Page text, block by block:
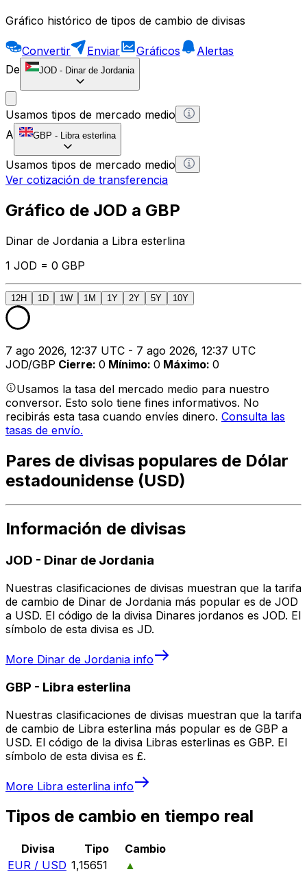
Gráfico histórico de tipos de cambio de divisas
Convertir Enviar Gráficos
Alertas
De
JOD - Dinar de Jordania
Usamos tipos de mercado medio
A
GBP - Libra esterlina
Usamos tipos de mercado medio
Ver cotización de transferencia
Gráfico de JOD a GBP
Dinar de Jordania a Libra esterlina
1 JOD = 0 GBP
12H 1D 1W 1M 1Y 2Y 5Y 10Y
7 ago 2026, 12:37 UTC - 7 ago 2026, 12:37 UTC
JOD/GBP Cierre: 0 Mínimo: 0 Máximo: 0
Usamos la tasa del mercado medio para nuestro
conversor. Esto solo tiene fines informativos. No
recibirás esta tasa cuando envíes dinero. Consulta las
tasas de envío.
Pares de divisas populares de Dólar
estadounidense (USD)
Información de divisas
JOD - Dinar de Jordania
Nuestras clasificaciones de divisas muestran que la tarifa
de cambio de Dinar de Jordania más popular es de JOD
a USD. El código de la divisa Dinares jordanos es JOD. El
símbolo de esta divisa es JD.
More Dinar de Jordania info
GBP - Libra esterlina
Nuestras clasificaciones de divisas muestran que la tarifa
de cambio de Libra esterlina más popular es de GBP a
USD. El código de la divisa Libras esterlinas es GBP. El
símbolo de esta divisa es £.
More Libra esterlina info
Tipos de cambio en tiempo real
Divisa Tipo
Cambio
EUR / USD 1,15651
▲